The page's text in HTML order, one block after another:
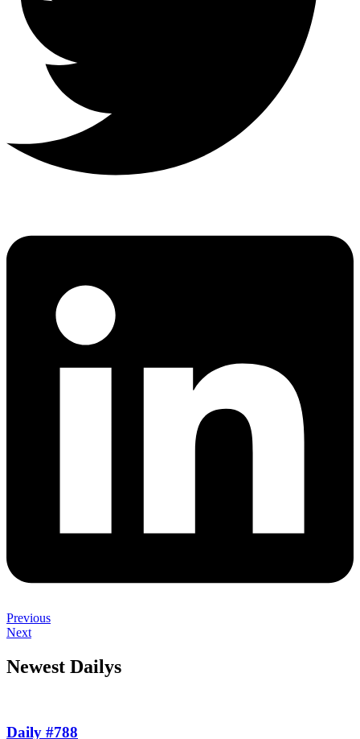
Previous
Next
Newest Dailys
Daily #788